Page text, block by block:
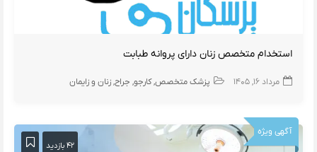
استخدام متخصص زنان دارای پروانه طبابت
مرداد ۱۶, ۱۴۰۵ پزشک متخصص کارجو جراح زنان و زایمان
آگهی ویژه
۴۲ بازدید